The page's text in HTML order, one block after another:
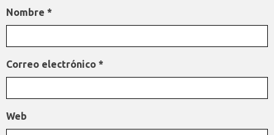
Nombre *
Correo electrónico *
Web